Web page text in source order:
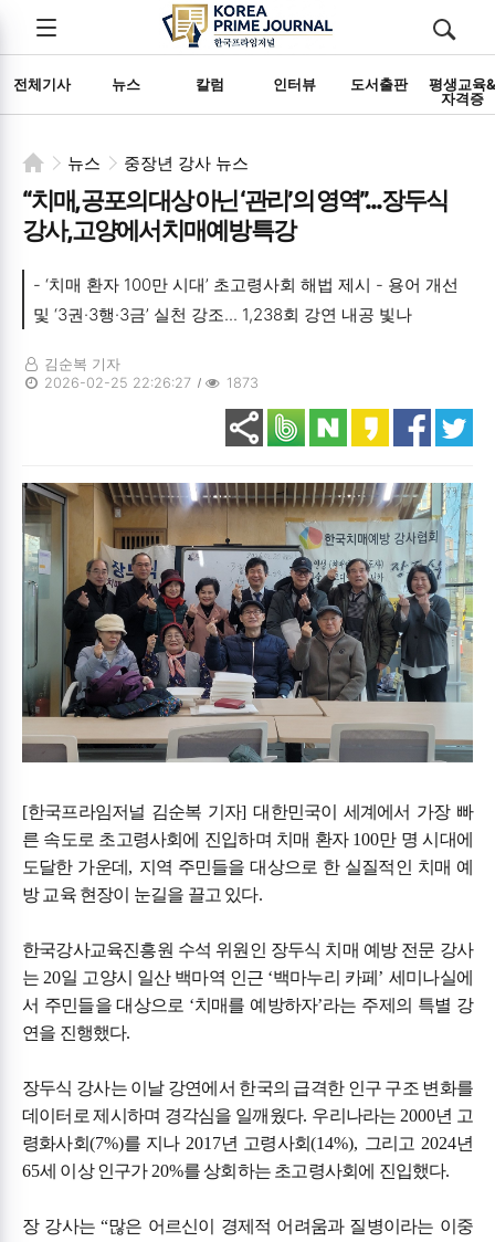
전체기사 뉴스 칼럼 인터뷰 도서출판
평생교육
자격증
전체메뉴 검색
열기/
뉴스 중장년 강사 뉴스
“치매, 공포의 대상 아닌 ‘관리’의 영역”... 장두식
강사, 고양에서 치매예방 특강
- ‘치매 환자 100만 시대’ 초고령사회 해법 제시 - 용어 개선
및 ‘3권·3행·3금’ 실천 강조... 1,238회 강연 내공 빛나
김순복 기자
2026-02-25 22:26:27
1873
[한국프라임저널 김순복 기자]대한민국이 세계에서 가장 빠
른 속도로 초고령사회에 진입하며 치매 환자 100만 명 시대에
도달한 가운데 , 지역 주민들을 대상으로 한 실질적인 치매 예
방 교육 현장이 눈길을 끌고 있다.
한국강사교육진흥원 수석 위원인 장두식 치매 예방 전문 강사
는 20일 고양시 일산 백마역 인근 ‘백마누리 카페 ’세미나실에
서 주민들을 대상으로 ‘치매를 예방하자’라는 주제의 특별 강
연을 진행했다.
장두식 강사는 이날 강연에서 한국의 급격한 인구 구조 변화를
데이터로 제시하며 경각심을 일깨웠다. 우리나라는 2000년 고
령화사회(7%)를 지나 2017년 고령사회(14%), 그리고 2024년
65세 이상 인구가 20%를 상회하는 초고령사회에 진입했다.
장 강사는“많은 어르신이 경제적 어려움과 질병이라는 이중